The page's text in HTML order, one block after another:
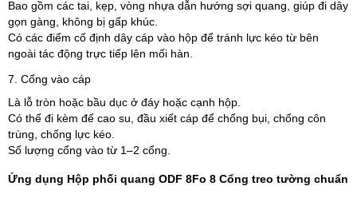
Bao gồm các tai, kẹp, vòng nhựa dẫn hướng sợi quang, giúp đi dây
gọn gàng, không bị gấp khúc.
Có các điểm cố định dây cáp vào hộp để tránh lực kéo từ bên
ngoài tác động trực tiếp lên mối hàn.
7. Cổng vào cáp
Là lỗ tròn hoặc bầu dục ở đáy hoặc cạnh hộp.
Có thể đi kèm đế cao su, đầu xiết cáp để chống bụi, chống côn
trùng, chống lực kéo.
Số lượng cổng vào từ 1–2 cổng.
Ứng dụng Hộp phối quang ODF 8Fo 8 Cổng treo tường chuẩn